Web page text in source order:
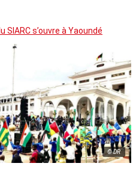
SIARC s’ouvre à Yaoundé
© DR